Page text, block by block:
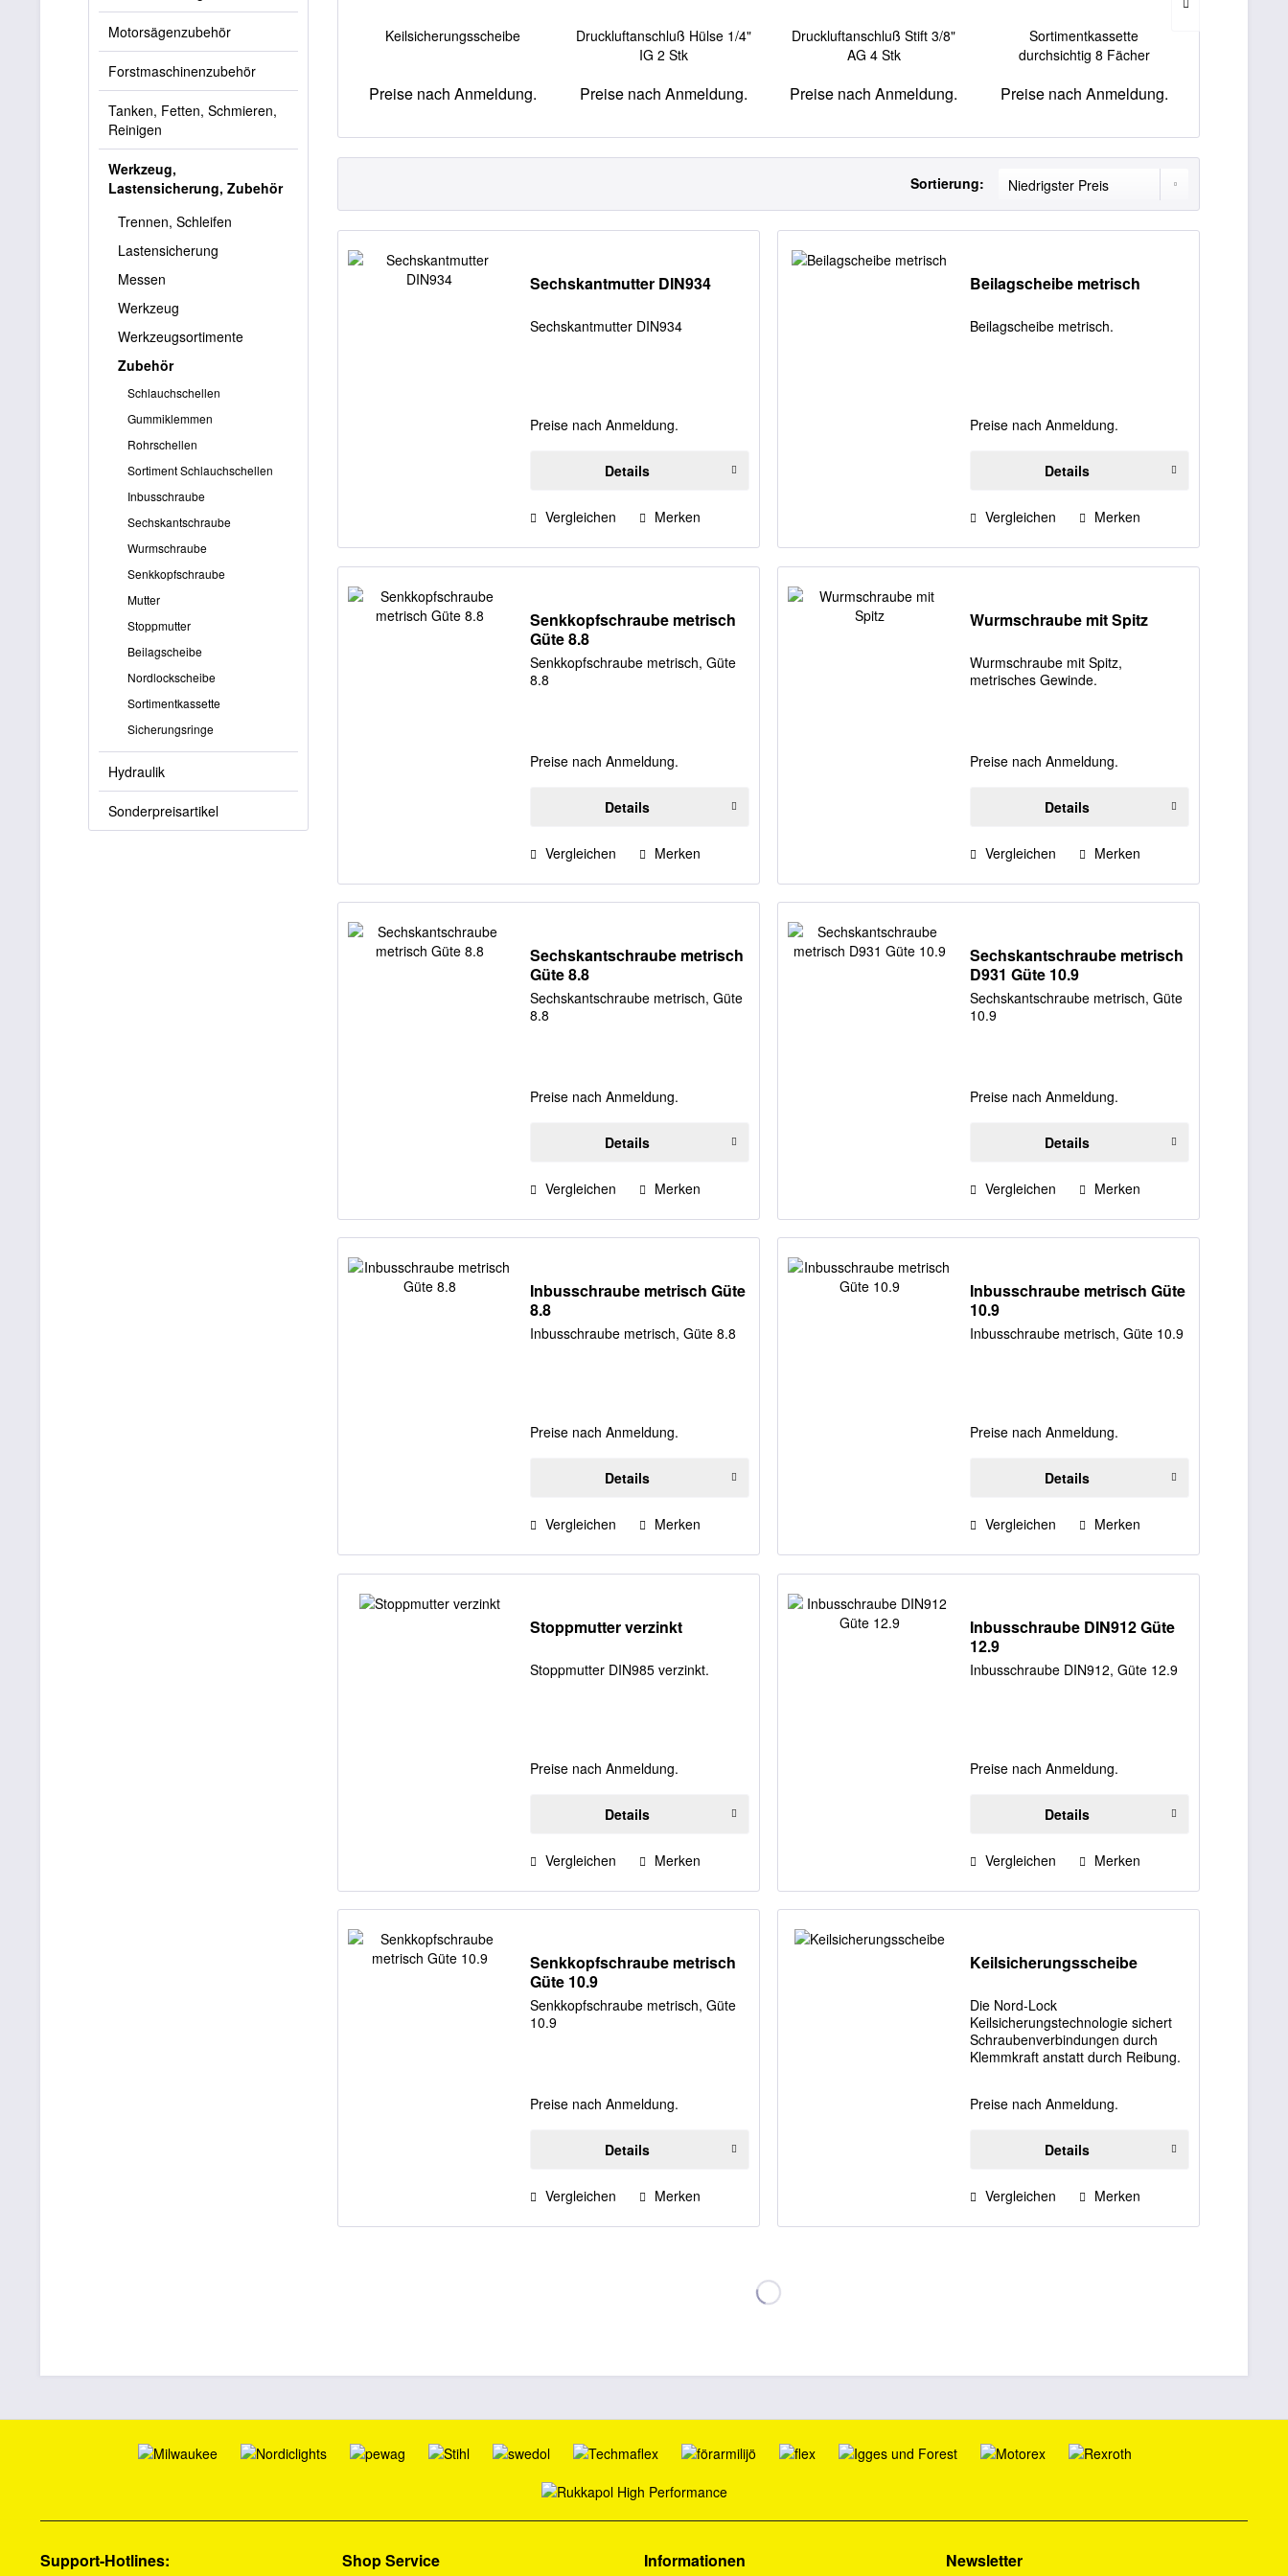
Motorsägenzubehör
Forstmaschinenzubehör
Tanken, Fetten, Schmieren,
Reinigen
Werkzeug,
Lastensicherung, Zubehör
Trennen, Schleifen
Lastensicherung
Messen
Werkzeug
Werkzeugsortimente
Zubehör
Schlauchschellen
Gummiklemmen
Rohrschellen
Sortiment Schlauchschellen
Inbusschraube
Sechskantschraube
Wurmschraube
Senkkopfschraube
Mutter
Stoppmutter
Beilagscheibe
Nordlockscheibe
Sortimentkassette
Sicherungsringe
Hydraulik
Sonderpreisartikel
Keilsicherungsscheibe
Preise nach Anmeldung.
Druckluftanschluß Hülse 1/4"
IG 2 Stk
Preise nach Anmeldung.
Druckluftanschluß Stift 3/8"
AG 4 Stk
Preise nach Anmeldung.
Sortimentkassette
durchsichtig 8 Fächer
Preise nach Anmeldung.
Sortierung:
Sechskantmutter DIN934
Sechskantmutter DIN934
Preise nach Anmeldung.
Details
Vergleichen Merken
Beilagscheibe metrisch
Beilagscheibe metrisch.
Preise nach Anmeldung.
Details
Vergleichen Merken
Senkkopfschraube metrisch
Güte 8.8
Senkkopfschraube metrisch, Güte
8.8
Preise nach Anmeldung.
Details
Vergleichen Merken
Wurmschraube mit Spitz
Wurmschraube mit Spitz,
metrisches Gewinde.
Preise nach Anmeldung.
Details
Vergleichen Merken
Sechskantschraube metrisch
Güte 8.8
Sechskantschraube metrisch, Güte
8.8
Preise nach Anmeldung.
Details
Vergleichen Merken
Sechskantschraube metrisch
D931 Güte 10.9
Sechskantschraube metrisch, Güte
10.9
Preise nach Anmeldung.
Details
Vergleichen Merken
Inbusschraube metrisch Güte
8.8
Inbusschraube metrisch, Güte 8.8
Preise nach Anmeldung.
Details
Vergleichen Merken
Inbusschraube metrisch Güte
10.9
Inbusschraube metrisch, Güte 10.9
Preise nach Anmeldung.
Details
Vergleichen Merken
Stoppmutter verzinkt
Stoppmutter DIN985 verzinkt.
Preise nach Anmeldung.
Details
Vergleichen Merken
Inbusschraube DIN912 Güte
12.9
Inbusschraube DIN912, Güte 12.9
Preise nach Anmeldung.
Details
Vergleichen Merken
Senkkopfschraube metrisch
Güte 10.9
Senkkopfschraube metrisch, Güte
10.9
Preise nach Anmeldung.
Details
Vergleichen Merken
Keilsicherungsscheibe
Die Nord-Lock
Keilsicherungstechnologie sichert
Schraubenverbindungen durch
Klemmkraft anstatt durch Reibung.
auf der Außenseite Radialrippen.
Preise nach Anmeldung.
Details
Vergleichen Merken
Support-Hotlines: Shop Service Informationen Newsletter